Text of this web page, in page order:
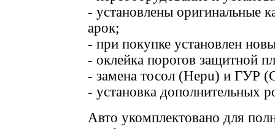
- установлены оригинальные
арок;
- при покупке установлен
- оклейка порогов защитной
- замена тосол (Hepu) и ГУР
- установка дополнительных
Авто укомплектовано для